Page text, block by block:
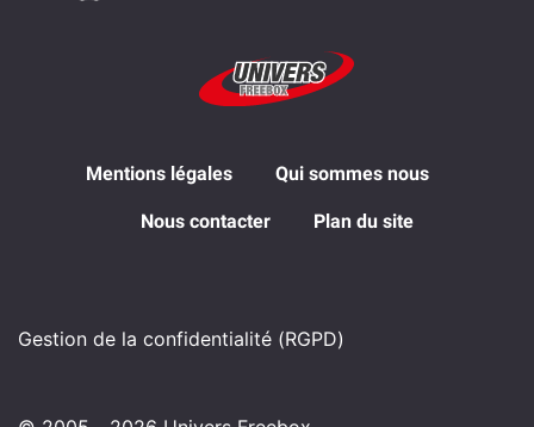
Mentions légales Qui sommes nous
Nous contacter Plan du site
Gestion de la confidentialité (RGPD)